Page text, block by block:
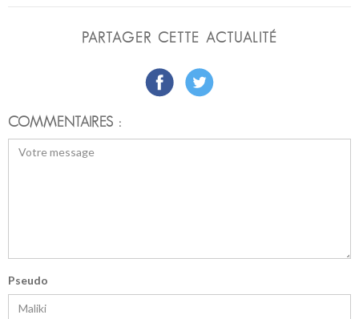
PARTAGER CETTE ACTUALITÉ
COMMENTAIRES :
Pseudo